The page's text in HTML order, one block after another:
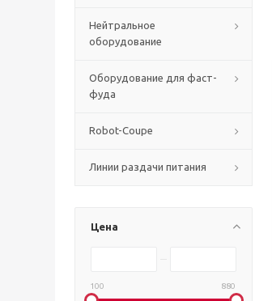
Нейтральное
оборудование
Оборудование для фаст-
фуда
Robot-Coupe
Линии раздачи питания
Цена
100 880